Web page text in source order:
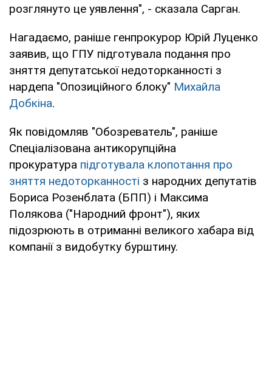
розглянуто це уявлення", - сказала Сарган.
Нагадаємо, раніше генпрокурор Юрій Луценко
заявив, що ГПУ підготувала подання про
зняття депутатської недоторканності з
нардепа "Опозиційного блоку" Михайла
Добкіна.
Як повідомляв "Обозреватель", раніше
Спеціалізована антикорупційна
прокуратура підготувала клопотання про
зняття недоторканності з народних депутатів
Бориса Розенблата (БПП) і Максима
Полякова ("Народний фронт"), яких
підозрюють в отриманні великого хабара від
компанії з видобутку бурштину.